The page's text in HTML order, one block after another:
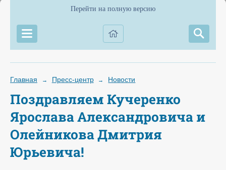
Перейти на полную версию
Главная → Пресс-центр → Новости
Поздравляем Кучеренко
Ярослава Александровича и
Олейникова Дмитрия
Юрьевича!